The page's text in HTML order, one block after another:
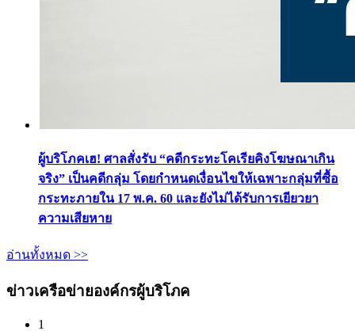
ผู้บริโภคเฮ! ศาลสั่งรับ “คดีกระทะโคเรียคิงโฆษณาเกิน
จริง” เป็นคดีกลุ่ม โดยกำหนดเงื่อนไขให้เฉพาะกลุ่มที่ซื้อ
กระทะภายใน 17 พ.ค. 60 และยังไม่ได้รับการเยียวยา
ความเสียหาย
อ่านทั้งหมด >>
ข่าวเครือข่ายองค์กรผู้บริโภค
1